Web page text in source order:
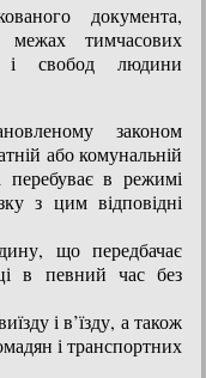
документа,
тимчасових
і свобод людини
законом
або комунальній
перебуває в режимі
з цим відповідні
що передбачає
в певний час без
і в’їзду, а також
і транспортних